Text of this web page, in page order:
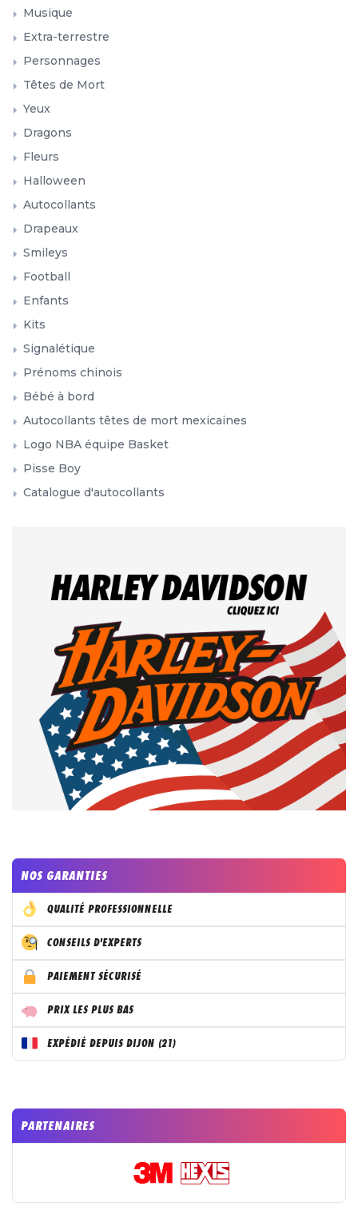
Enfants
Kits
Signalétique
Prénoms chinois
Bébé à bord
Autocollants têtes de mort mexicaines
Logo NBA équipe Basket
Pisse Boy
Catalogue d'autocollants
NOS GARANTIES
QUALITÉ PROFESSIONNELLE
CONSEILS D'EXPERTS
PAIEMENT SÉCURISÉ
PRIX LES PLUS BAS
EXPÉDIÉ DEPUIS DIJON (21)
PAIEMENT SÉCURISÉ
Contactez nous par Email
contact@stickers-garage.com